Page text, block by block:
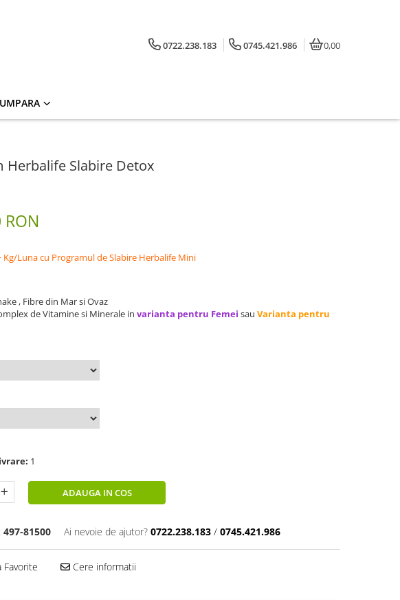
0722.238.183 0745.421.986 0,00
Herbalife Slabire Detox
Kg/Luna cu Programul de Slabire Herbalife Mini
, Fibre din Mar si Ovaz
de Vitamine si Minerale in varianta pentru Femei sau Varianta pentru
1
ADAUGA IN COS
497-81500 Ai nevoie de ajutor? 0722.238.183 / 0745.421.986
Favorite Cere informatii